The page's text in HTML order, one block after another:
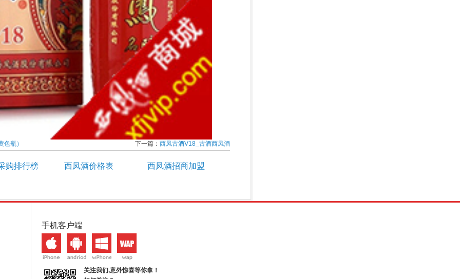
瓶） 下一篇： 西凤古酒V18_古酒西凤酒
购排行榜 西凤酒价格表 西凤酒招商加盟
手机客户端
关注我们,意外惊喜等你拿！